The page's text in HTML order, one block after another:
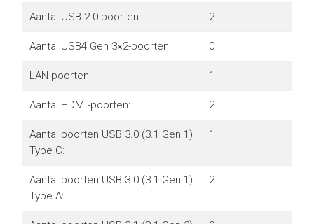
Aantal USB 2.0-poorten: 2
Aantal USB4 Gen 3×2-poorten: 0
LAN poorten: 1
Aantal HDMI-poorten: 2
Aantal poorten USB 3.0 (3.1 Gen 1)
Type C:
1
Aantal poorten USB 3.0 (3.1 Gen 1)
Type A:
2